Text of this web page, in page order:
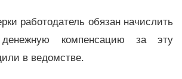
работодатель обязан начислить
компенсацию за эту
в ведомстве.